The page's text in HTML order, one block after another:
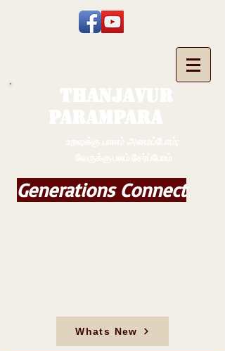
Generations Connect
Whats New